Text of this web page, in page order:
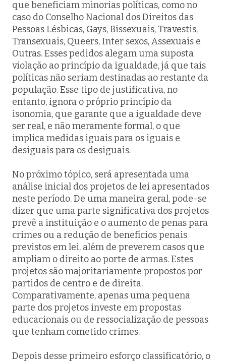
que beneficiam minorias políticas, como no
caso do Conselho Nacional dos Direitos das
Pessoas Lésbicas, Gays, Bissexuais, Travestis,
Transexuais, Queers, Inter sexos, Assexuais e
Outras. Esses pedidos alegam uma suposta
violação ao princípio da igualdade, já que tais
políticas não seriam destinadas ao restante da
população. Esse tipo de justificativa, no
entanto, ignora o próprio princípio da
isonomia, que garante que a igualdade deve
ser real, e não meramente formal, o que
implica medidas iguais para os iguais e
desiguais para os desiguais.
No próximo tópico, será apresentada uma
análise inicial dos projetos de lei apresentados
neste período. De uma maneira geral, pode-se
dizer que uma parte significativa dos projetos
prevê a instituição e o aumento de penas para
crimes ou a redução de benefícios penais
previstos em lei, além de preverem casos que
ampliam o direito ao porte de armas. Estes
projetos são majoritariamente propostos por
partidos de centro e de direita.
Comparativamente, apenas uma pequena
parte dos projetos investe em propostas
educacionais ou de ressocialização de pessoas
que tenham cometido crimes.
Depois desse primeiro esforço classificatório, o